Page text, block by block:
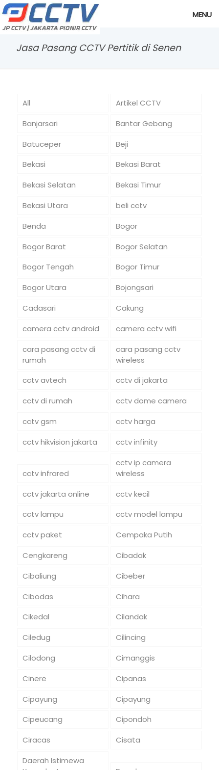
MENU
Jasa Pasang CCTV Pertitik di Senen
All
Artikel CCTV
Banjarsari
Bantar Gebang
Batuceper
Beji
Bekasi
Bekasi Barat
Bekasi Selatan
Bekasi Timur
Bekasi Utara
beli cctv
Benda
Bogor
Bogor Barat
Bogor Selatan
Bogor Tengah
Bogor Timur
Bogor Utara
Bojongsari
Cadasari
Cakung
camera cctv android
camera cctv wifi
cara pasang cctv di
rumah
cara pasang cctv
wireless
cctv avtech
cctv di jakarta
cctv di rumah
cctv dome camera
cctv gsm
cctv harga
cctv hikvision jakarta
cctv infinity
cctv infrared
cctv ip camera
wireless
cctv jakarta online
cctv kecil
cctv lampu
cctv model lampu
cctv paket
Cempaka Putih
Cengkareng
Cibadak
Cibaliung
Cibeber
Cibodas
Cihara
Cikedal
Cilandak
Ciledug
Cilincing
Cilodong
Cimanggis
Cinere
Cipanas
Cipayung
Cipayung
Cipeucang
Cipondoh
Ciracas
Cisata
Daerah Istimewa